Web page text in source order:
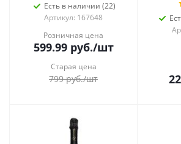
Есть в наличии (22)
Артикул: 167648
Розничная цена
599.99руб./шт
Старая цена
799руб./шт